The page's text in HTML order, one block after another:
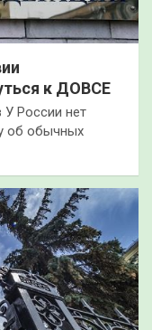
к ДОВСЕ
России нет
об обычных